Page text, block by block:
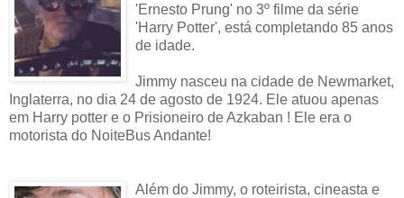
'Ernesto Prung' no 3º filme da série
'Harry Potter', está completando 85 anos
de idade.
Jimmy nasceu na cidade de Newmarket,
Inglaterra, no dia 24 de agosto de 1924. Ele atuou apenas
em Harry potter e o Prisioneiro de Azkaban ! Ele era o
motorista do NoiteBus Andante!
Além do Jimmy, o roteirista, cineasta e